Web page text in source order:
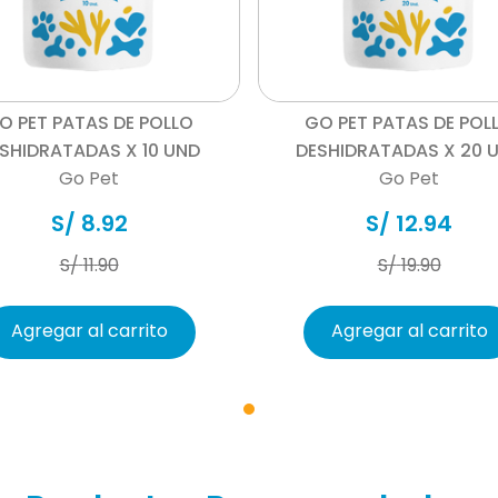
Vista rápida
PET PATAS DE POLLO
X 10 UND
Go Pet
S/ 8.92
S/11.90
Agregar al carrito
Vista rápida
GO PET PATAS DE
DESHIDRATADAS X 20
Go Pet
S/ 12.94
S/19.90
Agregar al carrito